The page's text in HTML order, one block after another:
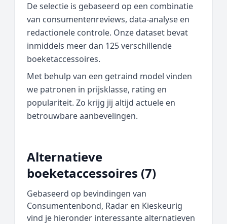
De selectie is gebaseerd op een combinatie
van consumentenreviews, data‑analyse en
redactionele controle. Onze dataset bevat
inmiddels meer dan 125 verschillende
boeketaccessoires.
Met behulp van een getraind model vinden
we patronen in prijsklasse, rating en
populariteit. Zo krijg jij altijd actuele en
betrouwbare aanbevelingen.
Alternatieve
boeketaccessoires (7)
Gebaseerd op bevindingen van
Consumentenbond, Radar en Kieskeurig
vind je hieronder interessante alternatieven